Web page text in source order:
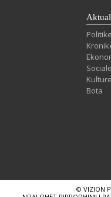
Politike
Sociale
Kulture
Bota
© VIZION